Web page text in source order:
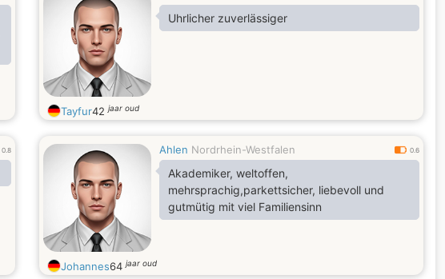
Uhrlicher zuverlässiger
Tayfur42jaar oud
0.8 Ahlen Nordrhein-Westfalen 0.6
Akademiker, weltoffen,
mehrsprachig,parkettsicher, liebevoll und
gutmütig mit viel Familiensinn
Johannes64jaar oud